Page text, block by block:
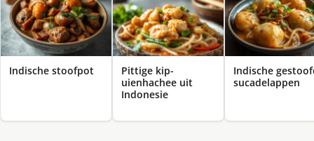
Indische stoofpot
Pittige kip-
uienhachee uit
Indonesie
Indische
sucadelappen